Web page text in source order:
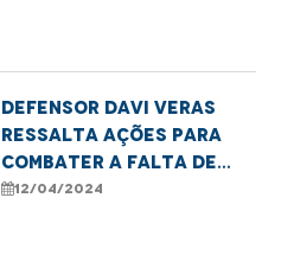
Defensor Davi Veras
ressalta ações para
combater a falta de
vagas nas escolas
12/04/2024